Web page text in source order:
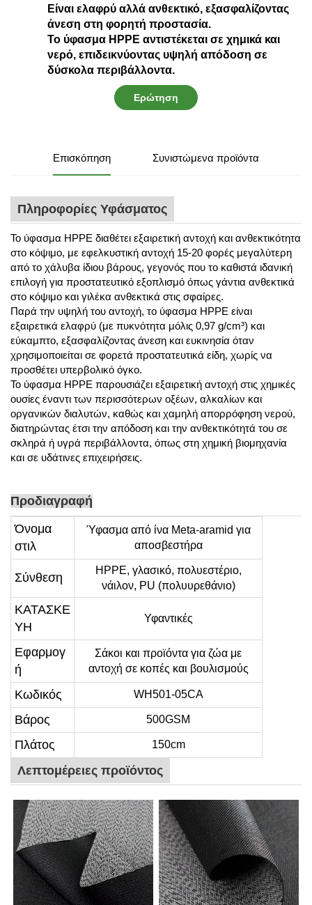
Είναι ελαφρύ αλλά ανθεκτικό, εξασφαλίζοντας
άνεση στη φορητή προστασία.
Το ύφασμα HPPE αντιστέκεται σε χημικά και
νερό, επιδεικνύοντας υψηλή απόδοση σε
δύσκολα περιβάλλοντα.
Ερώτηση
Επισκόπηση Συνιστώμενα προϊόντα
Πληροφορίες Υφάσματος
Το ύφασμα HPPE διαθέτει εξαιρετική αντοχή και ανθεκτικότητα
στο κόψιμο, με εφελκυστική αντοχή 15-20 φορές μεγαλύτερη
από το χάλυβα ίδιου βάρους, γεγονός που το καθιστά ιδανική
επιλογή για προστατευτικό εξοπλισμό όπως γάντια ανθεκτικά
στο κόψιμο και γιλέκα ανθεκτικά στις σφαίρες.
Παρά την υψηλή του αντοχή, το ύφασμα HPPE είναι
εξαιρετικά ελαφρύ (με πυκνότητα μόλις 0,97 g/cm³) και
εύκαμπτο, εξασφαλίζοντας άνεση και ευκινησία όταν
χρησιμοποιείται σε φορετά προστατευτικά είδη, χωρίς να
προσθέτει υπερβολικό όγκο.
Το ύφασμα HPPE παρουσιάζει εξαιρετική αντοχή στις χημικές
ουσίες έναντι των περισσότερων οξέων, αλκαλίων και
οργανικών διαλυτών, καθώς και χαμηλή απορρόφηση νερού,
διατηρώντας έτσι την απόδοση και την ανθεκτικότητά του σε
σκληρά ή υγρά περιβάλλοντα, όπως στη χημική βιομηχανία
και σε υδάτινες επιχειρήσεις.
Προδιαγραφή
Όνομα
στιλ
Ύφασμα από ίνα Meta-aramid για
αποσβεστήρα
Σύνθεση
HPPE, γλασικό, πολυεστέριο,
νάιλον, PU (πολυυρεθάνιο)
ΚΑΤΑΣΚΕ
ΥΗ
Υφαντικές
Εφαρμογ
ή
Σάκοι και προϊόντα για ζώα με
αντοχή σε κοπές και βουλισμούς
Κωδικός WH501-05CA
Βάρος 500GSM
Πλάτος 150cm
Λεπτομέρειες προϊόντος